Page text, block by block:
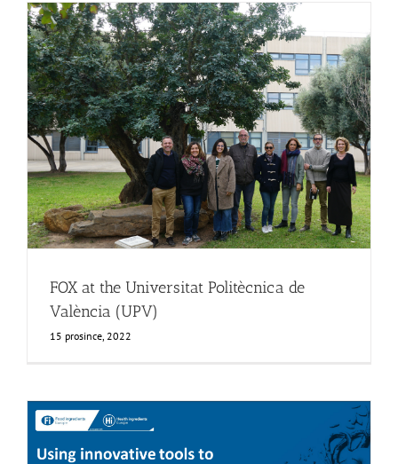
FOX at the Universitat Politècnica de València (UPV)
Business Development News Sustainability and Health Impact
FOX at the Universitat Politècnica de
València (UPV)
15 prosince, 2022